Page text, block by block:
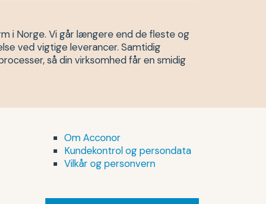
i Norge. Vi går længere end de fleste og
ved vigtige leverancer. Samtidig
så din virksomhed får en smidig
Om Acconor
Kundekontrol og persondata
Vilkår og personvern